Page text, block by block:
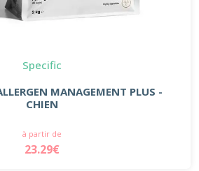
Specific
MANAGEMENT PLUS -
CHIEN
à partir de
23.29€